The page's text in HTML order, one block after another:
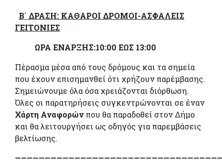
Β΄ ΔΡΑΣΗ: ΚΑΘΑΡΟΙ ΔΡΟΜΟΙ-ΑΣΦΑΛΕΙΣ
ΓΕΙΤΟΝΙΕΣ
ΩΡΑ ΕΝΑΡΞΗΣ:10:00 ΕΩΣ 13:00
Πέρασμα μέσα από τους δρόμους και τα σημεία
που έχουν επισημανθεί ότι χρήζουν παρέμβασης.
Σημειώνουμε όλα όσα χρειάζονται διόρθωση.
Όλες οι παρατηρήσεις συγκεντρώνονται σε έναν
Χάρτη Αναφορών που θα παραδοθεί στον Δήμο
και θα λειτουργήσει ως οδηγός για παρεμβάσεις
βελτίωσης.